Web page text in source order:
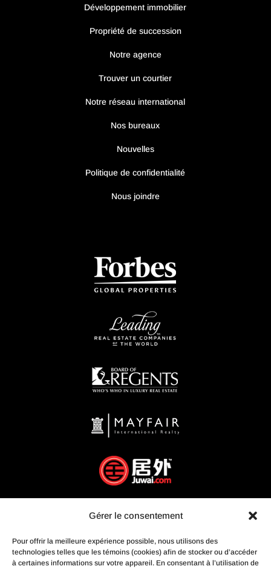
Gérer le consentement
Pour offrir la meilleure expérience possible, nous utilisons des
technologies telles que les témoins (cookies) afin de stocker ou d’accéder
à certaines informations sur votre appareil. En consentant à l’utilisation de
Développement immobilier
Propriété de succession
Notre agence
Trouver un courtier
Notre réseau international
Nos bureaux
Nouvelles
Politique de confidentialité
Nous joindre